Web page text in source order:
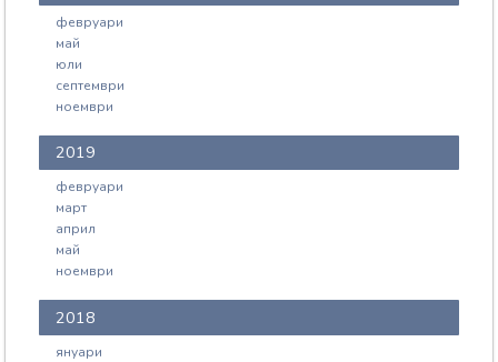
февруари
май
юли
септември
ноември
2019
февруари
март
април
май
ноември
2018
януари